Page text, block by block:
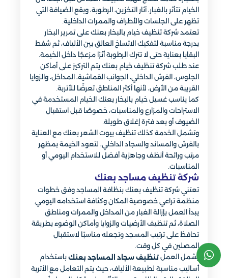
الخيام تتأثر بالغبار، آثار التخزين، الرطوبة، وبقع الضيافة التي
تظهر على الجلسات والأطراف والممرات الداخلية.
تعتمد شركة تنظيف خيام بالبخار بعنك على تمرير البخار
بدرجة مناسبة لتفكيك الاتساخ العالق بين الألياف، ثم شفط
البقايا بعناية حتى لا تترك الرطوبة أثرًا مزعجًا داخل الخيمة.
عند طلب شركة تنظيف خيام بعنك يتم التركيز على أماكن
الجلوس، الفرش الداخلي، الجوانب القماشية، المداخل، والزوايا
القريبة من الأرض، لأنها أكثر المناطق تعرضًا للأتربة.
كما يناسب غسيل خيام بالبخار بعنك الخيام المستخدمة في
الاستراحات والمزارع والمناسبات، خصوصًا قبل استقبال
الضيوف أو بعد فترة إغلاق طويلة.
وتشمل الخدمة كذلك تنظيف بيوت الشعر بعنك مع العناية
بالفرش والمساند والسجاد الداخلي، لتعود الخيمة بمظهر
مرتب ورائحة أنظف وجاهزية أفضل للاستخدام اليومي أو
المناسبات.
شركة تنظيف مساجد بعنك
تعتني شركة تنظيف بعنك بنظافة المساجد وفق خطوات
منظمة تراعي خصوصية المكان وكثافة استخدامه اليومي.
يبدأ العمل بإزالة الغبار من المداخل والممرات ومناطق
الصلاة، ثم تنظيف الأرضيات والزوايا وأماكن الوضوء بطريقة
تحافظ على ترتيب المسجد وتجعله مناسبًا لاستقبال
المصلين في كل وقت.
يشمل العمل تنظيف سجاد المساجد بعنك باستخدام
أساليب مناسبة لطبيعة الألياف، حيث يتم التعامل مع الأتربة